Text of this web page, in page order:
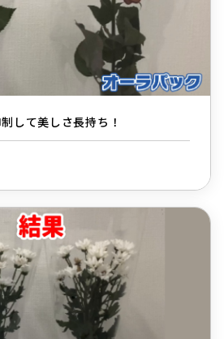
して美しさ長持ち！